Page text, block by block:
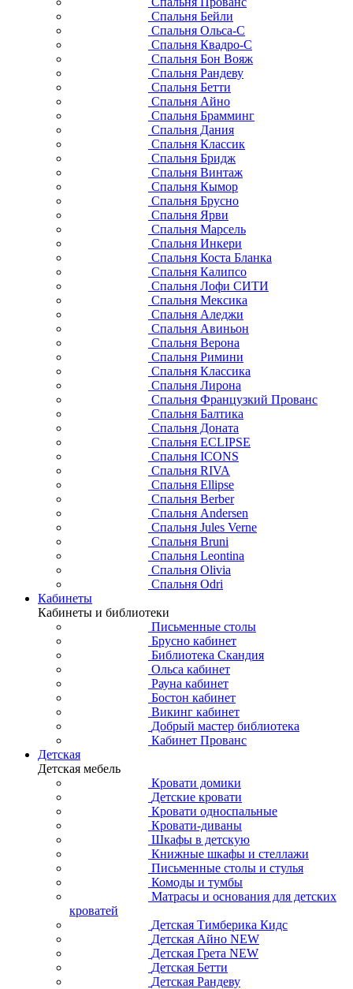
Спальня Бейли
Спальня Ольса-С
Спальня Квадро-С
Спальня Бон Вояж
Спальня Рандеву
Спальня Бетти
Спальня Айно
Спальня Брамминг
Спальня Дания
Спальня Классик
Спальня Бридж
Спальня Винтаж
Спальня Кымор
Спальня Брусно
Спальня Ярви
Спальня Марсель
Спальня Инкери
Спальня Коста Бланка
Спальня Калипсо
Спальня Лофи СИТИ
Спальня Мексика
Спальня Аледжи
Спальня Авиньон
Спальня Верона
Спальня Римини
Спальня Классика
Спальня Лирона
Спальня Французкий Прованс
Спальня Балтика
Спальня Доната
Спальня ECLIPSE
Спальня ICONS
Спальня RIVA
Спальня Ellipse
Спальня Berber
Спальня Andersen
Спальня Jules Verne
Спальня Bruni
Спальня Leontina
Спальня Olivia
Спальня Odri
Кабинеты
Кабинеты и библиотеки
Письменные столы
Брусно кабинет
Библиотека Скандия
Ольса кабинет
Рауна кабинет
Бостон кабинет
Викинг кабинет
Добрый мастер библиотека
Кабинет Прованс
Детская
Детская мебель
Кровати домики
Детские кровати
Кровати односпальные
Кровати-диваны
Шкафы в детскую
Книжные шкафы и стеллажи
Письменные столы и стулья
Комоды и тумбы
Матрасы и основания для детских
кроватей
Детская Тимберика Кидс
Детская Айно NEW
Детская Грета NEW
Детская Бетти
Детская Рандеву